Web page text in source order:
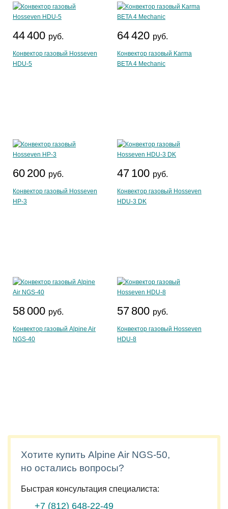
44 400 руб.
Конвектор газовый Hosseven
HDU-5
64 420 руб.
Конвектор газовый Karma
BETA 4 Mechanic
60 200 руб.
Конвектор газовый Hosseven
HP-3
47 100 руб.
Конвектор газовый Hosseven
HDU-3 DK
58 000 руб.
Конвектор газовый Alpine Air
NGS-40
57 800 руб.
Конвектор газовый Hosseven
HDU-8
Хотите купить Alpine Air NGS-50,
но остались вопросы?
Быстрая консультация специалиста:
+7 (812) 648-22-49